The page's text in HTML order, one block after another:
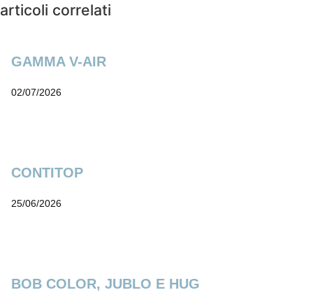
articoli correlati
GAMMA V-AIR
02/07/2026
CONTITOP
25/06/2026
BOB COLOR, JUBLO E HUG